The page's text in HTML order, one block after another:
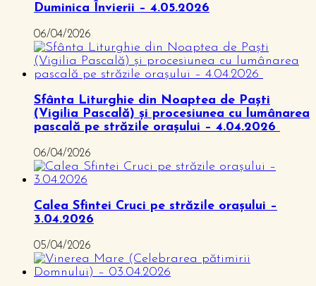
Duminica Învierii – 4.05.2026
06/04/2026
Sfânta Liturghie din Noaptea de Paști
(Vigilia Pascală) și procesiunea cu lumânarea
pascală pe străzile orașului – 4.04.2026
06/04/2026
Calea Sfintei Cruci pe străzile orașului –
3.04.2026
05/04/2026